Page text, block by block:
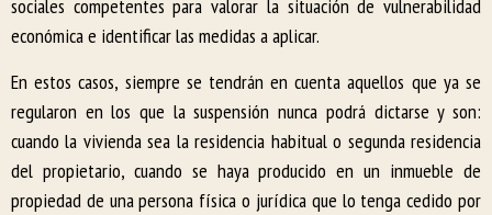
sociales competentes para valorar la situación de vulnerabilidad
económica e identificar las medidas a aplicar.
En estos casos, siempre se tendrán en cuenta aquellos que ya se
regularon en los que la suspensión nunca podrá dictarse y son:
cuando la vivienda sea la residencia habitual o segunda residencia
del propietario, cuando se haya producido en un inmueble de
propiedad de una persona física o jurídica que lo tenga cedido por